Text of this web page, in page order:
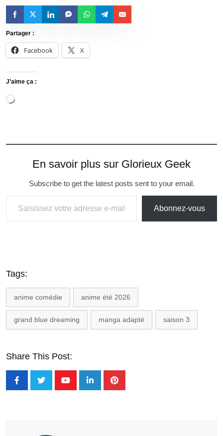
Partager :
Facebook X
J’aime ça :
En savoir plus sur Glorieux Geek
Subscribe to get the latest posts sent to your email.
Abonnez-vous
Tags:
anime comédie anime été 2026
grand blue dreaming manga adapté saison 3
Share This Post: